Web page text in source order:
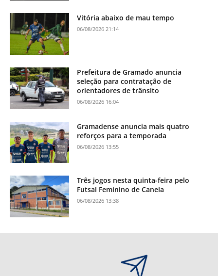
Vitória abaixo de mau tempo
06/08/2026 21:14
Prefeitura de Gramado anuncia
seleção para contratação de
orientadores de trânsito
06/08/2026 16:04
Gramadense anuncia mais quatro
reforços para a temporada
06/08/2026 13:55
Três jogos nesta quinta-feira pelo
Futsal Feminino de Canela
06/08/2026 13:38